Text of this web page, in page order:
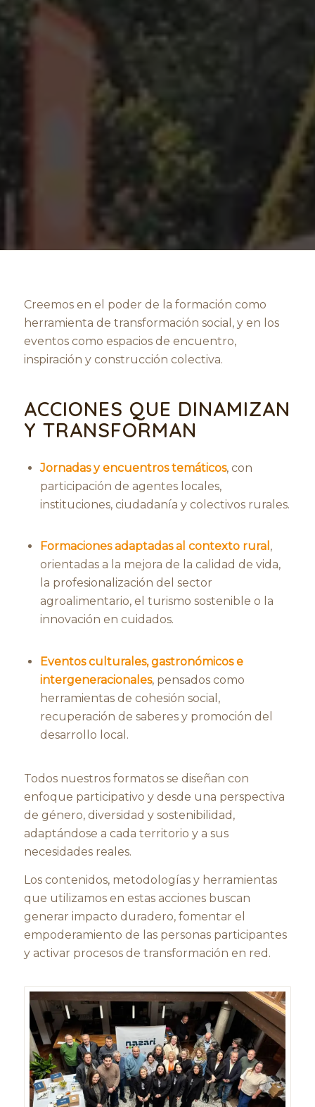
Creemos en el poder de la formación como
herramienta de transformación social, y en los
eventos como espacios de encuentro,
inspiración y construcción colectiva.
ACCIONES QUE DINAMIZAN
Y TRANSFORMAN
Jornadas y encuentros temáticos, con
participación de agentes locales,
instituciones, ciudadanía y colectivos rurales.
Formaciones adaptadas al contexto rural ,
orientadas a la mejora de la calidad de vida,
la profesionalización del sector
agroalimentario, el turismo sostenible o la
innovación en cuidados.
Eventos culturales, gastronómicos e
intergeneracionales, pensados como
herramientas de cohesión social,
recuperación de saberes y promoción del
desarrollo local.
Todos nuestros formatos se diseñan con
enfoque participativo y desde una perspectiva
de género, diversidad y sostenibilidad,
adaptándose a cada territorio y a sus
necesidades reales.
Los contenidos, metodologías y herramientas
que utilizamos en estas acciones buscan
generar impacto duradero, fomentar el
empoderamiento de las personas participantes
y activar procesos de transformación en red.